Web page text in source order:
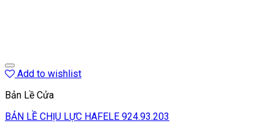
Add to wishlist
Bản Lề Cửa
BẢN LỀ CHỊU LỰC HAFELE 924.93.203